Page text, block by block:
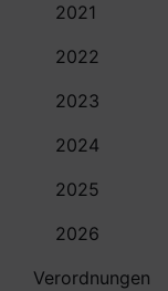
2021
2022
2023
2024
2025
2026
Verordnungen